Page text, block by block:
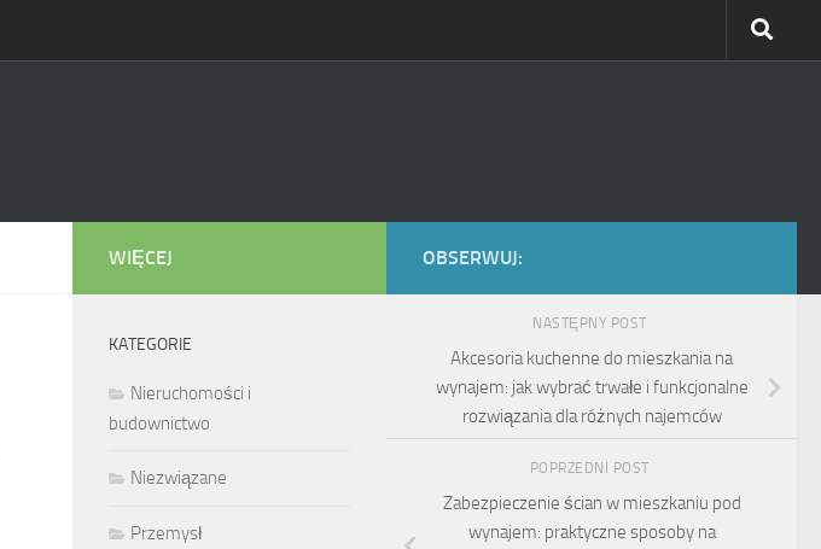
OBSERWUJ:
NASTĘPNY POST
Akcesoria kuchenne do mieszkania na
wynajem: jak wybrać trwałe i funkcjonalne
rozwiązania dla różnych najemców
POPRZEDNI POST
Zabezpieczenie ścian w mieszkaniu pod
wynajem: praktyczne sposoby na
WIĘCEJ
KATEGORIE
Nieruchomości i
budownictwo
Niezwiązane
Przemysł